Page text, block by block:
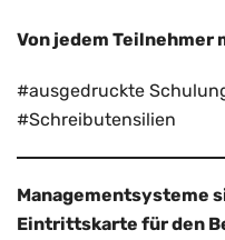
Von jedem Teilnehmer
#ausgedruckte
#Schreibutensilien
Managementsysteme
Eintrittskarte für den